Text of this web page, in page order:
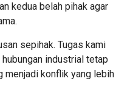
kedua belah pihak agar
sepihak. Tugas kami
industrial tetap
menjadi konflik yang lebih